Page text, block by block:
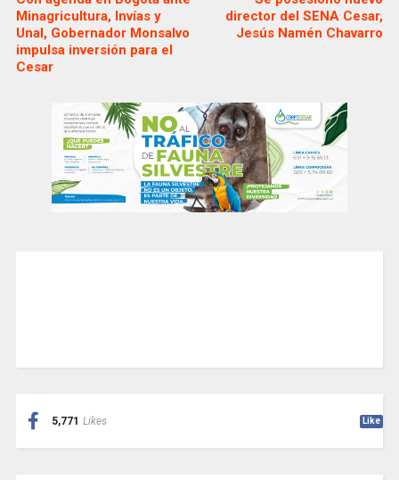
Minagricultura, Invías y
Unal, Gobernador Monsalvo
impulsa inversión para el
Cesar
director del SENA Cesar,
Jesús Namén Chavarro
5,771 Likes Like